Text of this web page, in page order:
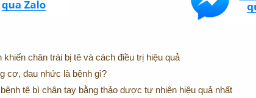
khiến chân trái bị tê và cách điều trị hiệu quả
cơ, đau nhức là bệnh gì?
tê bì chân tay bằng thảo dược tự nhiên hiệu quả nhất